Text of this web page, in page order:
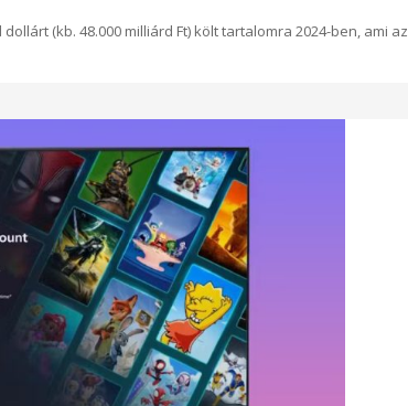
(kb. 48.000 milliárd Ft) költ tartalomra 2024-ben, ami az